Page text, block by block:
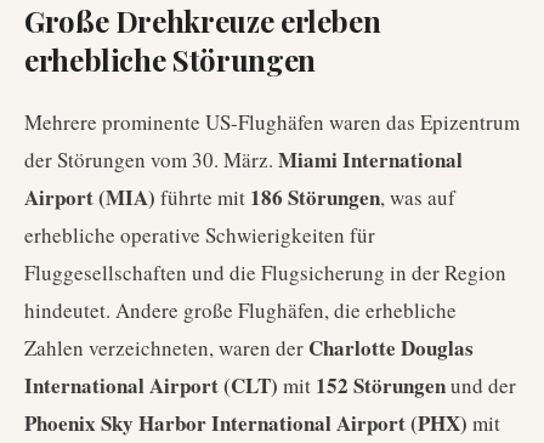
Große Drehkreuze erleben
erhebliche Störungen
Mehrere prominente US-Flughäfen waren das Epizentrum
der Störungen vom 30. März. Miami International
Airport (MIA) führte mit 186 Störungen, was auf
erhebliche operative Schwierigkeiten für
Fluggesellschaften und die Flugsicherung in der Region
hindeutet. Andere große Flughäfen, die erhebliche
Zahlen verzeichneten, waren der Charlotte Douglas
International Airport (CLT) mit 152 Störungenund der
Phoenix Sky Harbor International Airport (PHX) mit